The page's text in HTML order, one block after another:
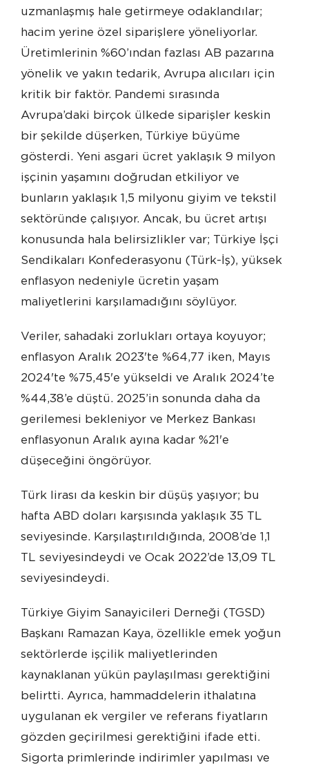
uzmanlaşmış hale getirmeye odaklandılar;
hacim yerine özel siparişlere yöneliyorlar.
Üretimlerinin %60’ından fazlası AB pazarına
yönelik ve yakın tedarik, Avrupa alıcıları için
kritik bir faktör. Pandemi sırasında
Avrupa’daki birçok ülkede siparişler keskin
bir şekilde düşerken, Türkiye büyüme
gösterdi. Yeni asgari ücret yaklaşık 9 milyon
işçinin yaşamını doğrudan etkiliyor ve
bunların yaklaşık 1,5 milyonu giyim ve tekstil
sektöründe çalışıyor. Ancak, bu ücret artışı
konusunda hala belirsizlikler var; Türkiye İşçi
Sendikaları Konfederasyonu (Türk-İş), yüksek
enflasyon nedeniyle ücretin yaşam
maliyetlerini karşılamadığını söylüyor.
Veriler, sahadaki zorlukları ortaya koyuyor;
enflasyon Aralık 2023'te %64,77 iken, Mayıs
2024'te %75,45'e yükseldi ve Aralık 2024’te
%44,38’e düştü. 2025’in sonunda daha da
gerilemesi bekleniyor ve Merkez Bankası
enflasyonun Aralık ayına kadar %21'e
düşeceğini öngörüyor.
Türk lirası da keskin bir düşüş yaşıyor; bu
hafta ABD doları karşısında yaklaşık 35 TL
seviyesinde. Karşılaştırıldığında, 2008’de 1,1
TL seviyesindeydi ve Ocak 2022’de 13,09 TL
seviyesindeydi.
Türkiye Giyim Sanayicileri Derneği (TGSD)
Başkanı Ramazan Kaya, özellikle emek yoğun
sektörlerde işçilik maliyetlerinden
kaynaklanan yükün paylaşılması gerektiğini
belirtti. Ayrıca, hammaddelerin ithalatına
uygulanan ek vergiler ve referans fiyatların
gözden geçirilmesi gerektiğini ifade etti.
Sigorta primlerinde indirimler yapılması ve